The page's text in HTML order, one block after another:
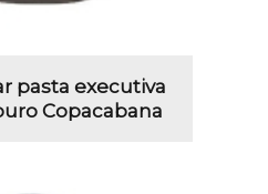
pasta executiva
Copacabana